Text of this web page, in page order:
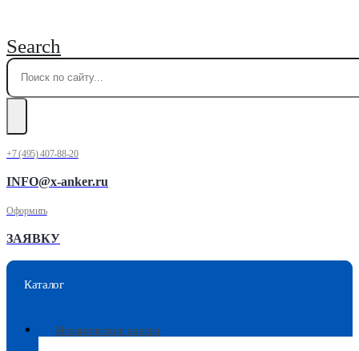
Search
+7 (495) 407-88-20
INFO@x-anker.ru
Оформить
ЗАЯВКУ
Каталог
Механические анкера